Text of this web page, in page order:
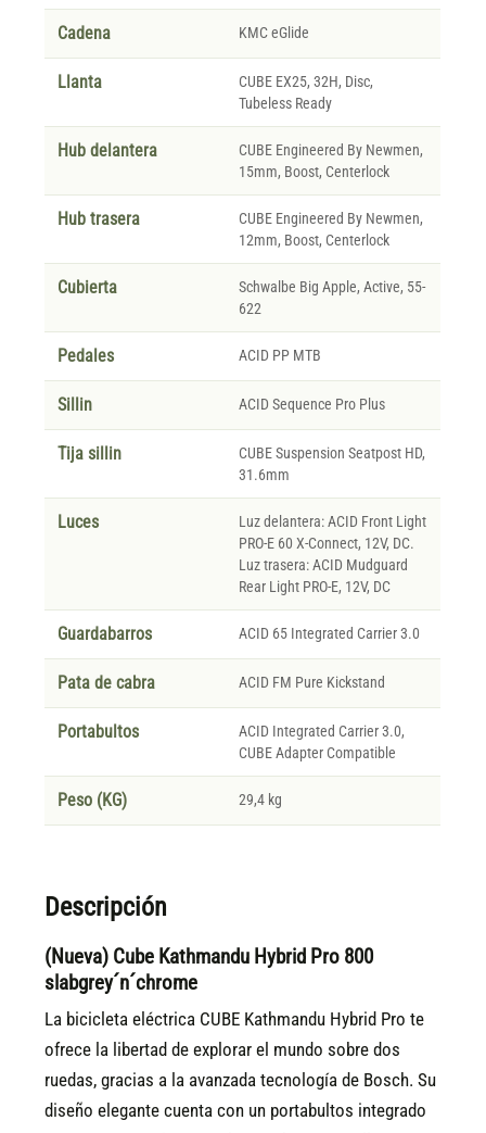
Cadena KMC eGlide
Llanta
CUBE EX25, 32H, Disc,
Tubeless Ready
Hub delantera
CUBE Engineered By Newmen,
15mm, Boost, Centerlock
Hub trasera
CUBE Engineered By Newmen,
12mm, Boost, Centerlock
Cubierta
Schwalbe Big Apple, Active, 55-
622
Pedales ACID PP MTB
Sillin ACID Sequence Pro Plus
Tija sillin
CUBE Suspension Seatpost HD,
31.6mm
Luces
Luz delantera: ACID Front Light
PRO-E 60 X-Connect, 12V, DC.
Luz trasera: ACID Mudguard
Rear Light PRO-E, 12V, DC
Guardabarros ACID 65 Integrated Carrier 3.0
Pata de cabra ACID FM Pure Kickstand
Portabultos
ACID Integrated Carrier 3.0,
CUBE Adapter Compatible
Peso (KG) 29,4 kg
Descripción
(Nueva) Cube Kathmandu Hybrid Pro 800
slabgrey´n´chrome
La bicicleta eléctrica CUBE Kathmandu Hybrid Pro te
ofrece la libertad de explorar el mundo sobre dos
ruedas, gracias a la avanzada tecnología de Bosch. Su
diseño elegante cuenta con un portabultos integrado